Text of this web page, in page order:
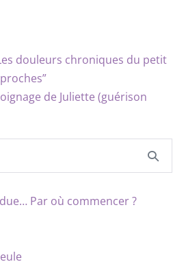
douleurs chroniques du petit
de Juliette (guérison
Par où commencer ?